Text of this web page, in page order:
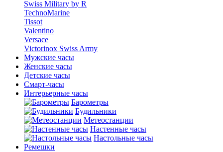
Swiss Military by R
TechnoMarine
Tissot
Valentino
Versace
Victorinox Swiss Army
Мужские часы
Женские часы
Детские часы
Смарт-часы
Интерьерные часы
Барометры
Будильники
Метеостанции
Настенные часы
Настольные часы
Ремешки